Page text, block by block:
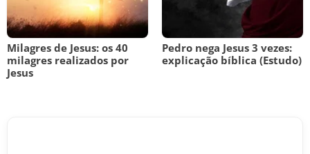
Milagres de Jesus: os 40
milagres realizados por
Jesus
Pedro nega Jesus 3 vezes:
explicação bíblica (Estudo)